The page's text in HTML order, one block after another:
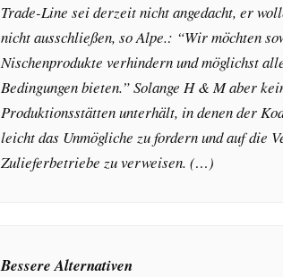
Trade-Line sei derzeit nicht angedacht, er
nicht ausschließen, so Alpe.: “Wir möchten
Nischenprodukte verhindern und möglichst
Bedingungen bieten.” Solange H & M aber
Produktionsstätten unterhält, in denen der
leicht das Unmögliche zu fordern und auf die
Zulieferbetriebe zu verweisen. (…)
Bessere Alternativen